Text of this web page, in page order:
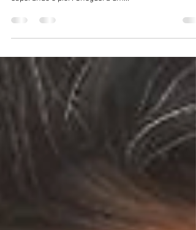
caos. Eu vivia desconfiada de tudo e de todos,
esperando o pior. Cheguei a um...